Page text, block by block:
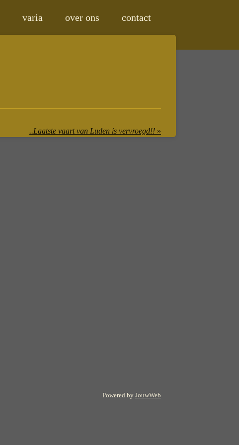
varia over ons contact
..Laatste vaart van Luden is vervroegd!! »
Powered by JouwWeb